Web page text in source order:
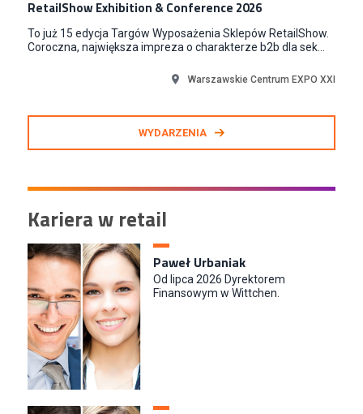
RetailShow Exhibition & Conference 2026
To już 15 edycja Targów Wyposażenia Sklepów RetailShow.
Coroczna, największa impreza o charakterze b2b dla sek...
Warszawskie Centrum EXPO XXI
WYDARZENIA
Kariera w retail
Paweł Urbaniak
Od lipca 2026 Dyrektorem
Finansowym w Wittchen.